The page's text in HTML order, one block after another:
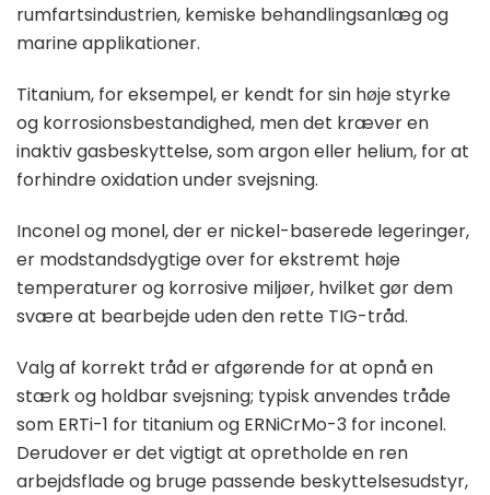
rumfartsindustrien, kemiske behandlingsanlæg og
marine applikationer.
Titanium, for eksempel, er kendt for sin høje styrke
og korrosionsbestandighed, men det kræver en
inaktiv gasbeskyttelse, som argon eller helium, for at
forhindre oxidation under svejsning.
Inconel og monel, der er nickel-baserede legeringer,
er modstandsdygtige over for ekstremt høje
temperaturer og korrosive miljøer, hvilket gør dem
svære at bearbejde uden den rette TIG-tråd.
Valg af korrekt tråd er afgørende for at opnå en
stærk og holdbar svejsning; typisk anvendes tråde
som ERTi-1 for titanium og ERNiCrMo-3 for inconel.
Derudover er det vigtigt at opretholde en ren
arbejdsflade og bruge passende beskyttelsesudstyr,